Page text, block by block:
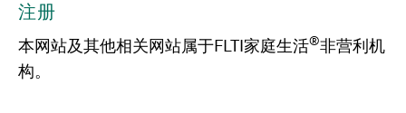
注册
本网站及其他相关网站属于FLTI家庭生活®非营利机
构。